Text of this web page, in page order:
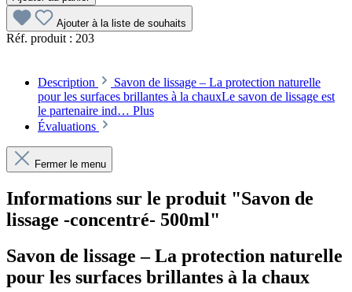
Ajouter à la liste de souhaits
Réf. produit : 203
Description
Savon de lissage – La protection naturelle
pour les surfaces brillantes à la chauxLe savon de lissage est
le partenaire ind… Plus
Évaluations
Fermer le menu
Informations sur le produit "Savon de
lissage -concentré- 500ml"
Savon de lissage – La protection naturelle
pour les surfaces brillantes à la chaux